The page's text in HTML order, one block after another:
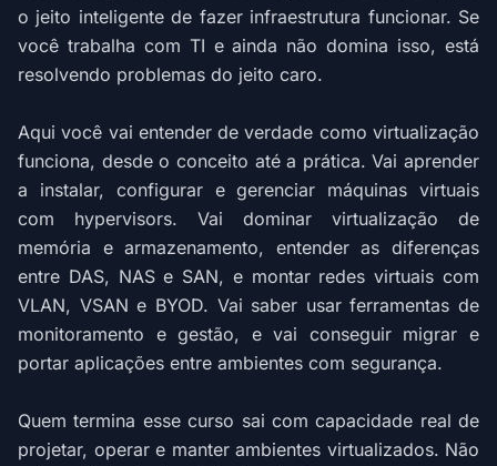
o jeito inteligente de fazer infraestrutura funcionar. Se
você trabalha com TI e ainda não domina isso, está
resolvendo problemas do jeito caro.
Aqui você vai entender de verdade como virtualização
funciona, desde o conceito até a prática. Vai aprender
a instalar, configurar e gerenciar máquinas virtuais
com hypervisors. Vai dominar virtualização de
memória e armazenamento, entender as diferenças
entre DAS, NAS e SAN, e montar redes virtuais com
VLAN, VSAN e BYOD. Vai saber usar ferramentas de
monitoramento e gestão, e vai conseguir migrar e
portar aplicações entre ambientes com segurança.
Quem termina esse curso sai com capacidade real de
projetar, operar e manter ambientes virtualizados. Não